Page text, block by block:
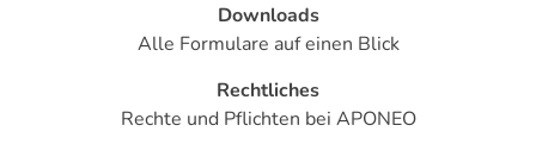
Downloads
Alle Formulare auf einen Blick
Rechtliches
Rechte und Pflichten bei APONEO